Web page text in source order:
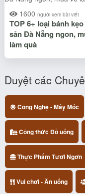
1600 người xem bài viết
TOP 6+ loại bánh
sản Đà Nẵng ngon,
làm quà
Duyệt các
Công Nghệ - Máy Móc
Công thức Đồ uống
Thực Phẩm Tươi Ngơn
Vui chơi - Ăn uống